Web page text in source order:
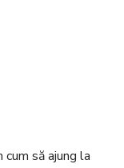
să ajung la